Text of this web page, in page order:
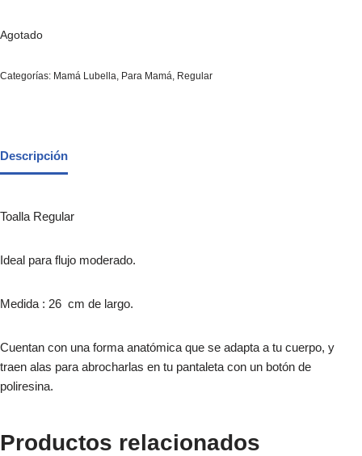
Agotado
Categorías: Mamá Lubella Para Mamá Regular
Descripción
Toalla Regular
Ideal para flujo moderado.
Medida : 26 cm de largo.
Cuentan con una forma anatómica que se adapta a tu cuerpo, y
traen alas para abrocharlas en tu pantaleta con un botón de
poliresina.
Productos relacionados